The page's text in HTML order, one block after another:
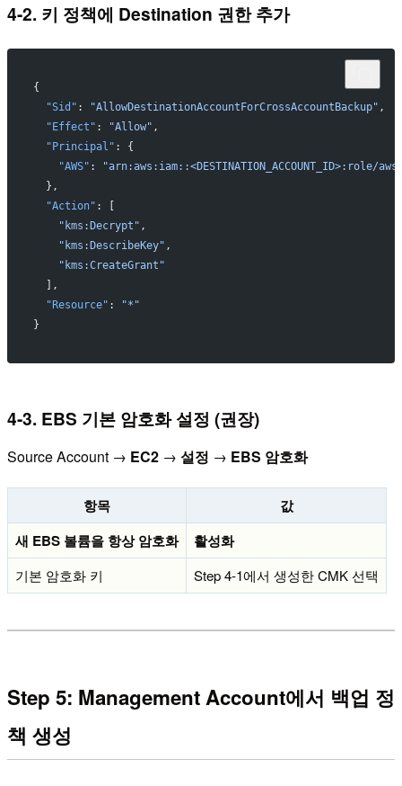
4-2. 키 정책에 Destination 권한 추가
{
  "Sid"
: "AllowDestinationAccountForCrossAccountBackup" ,
  "Effect"
: "Allow" ,
  "Principal"
: {
    "AWS"
:
"arn:aws:iam::<DESTINATION_ACCOUNT_ID>:role/
  },
  "Action"
: [
    "kms:Decrypt"
,
    "kms:DescribeKey"
,
    "kms:CreateGrant"
  ],
  "Resource"
:
"*"
}
4-3. EBS 기본 암호화 설정 (권장)
Source Account → EC2 → 설정 → EBS 암호화
항목
값
새 EBS 볼륨을 항상 암호화
활성화
기본 암호화 키 Step 4-1에서 생성한 CMK 선택
Step 5: Management Account에서 백업 정
책 생성